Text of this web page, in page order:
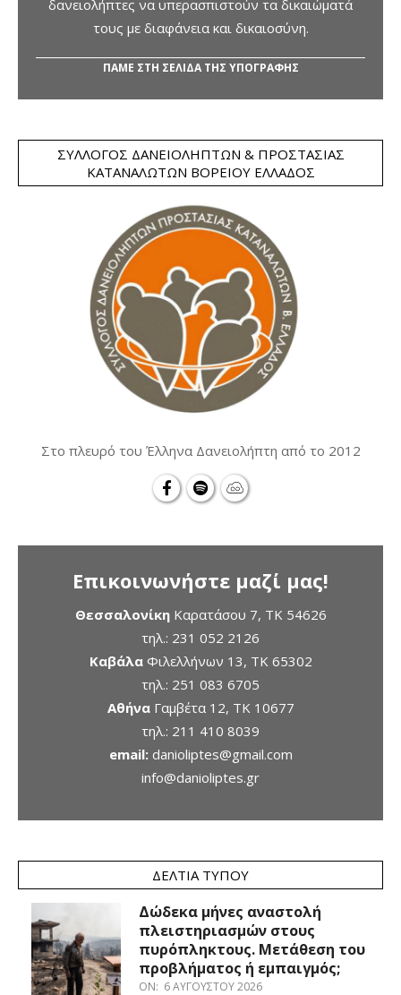
δανειολήπτες να υπερασπιστούν τα δικαιώματά
τους με διαφάνεια και δικαιοσύνη.
ΠΑΜΕ ΣΤΗ ΣΕΛΙΔΑ ΤΗΣ ΥΠΟΓΡΑΦΗΣ
ΣΎΛΛΟΓΟΣ ΔΑΝΕΙΟΛΗΠΤΏΝ & ΠΡΟΣΤΑΣΊΑΣ
ΚΑΤΑΝΑΛΩΤΏΝ ΒΟΡΕΊΟΥ ΕΛΛΆΔΟΣ
Στο πλευρό του Έλληνα Δανειολήπτη από το 2012
Επικοινωνήστε μαζί μας!
ΘεσσαλονίκηΚαρατάσου 7, TK 54626
τηλ.: 231 052 2126
ΚαβάλαΦιλελλήνων 13, ΤΚ 65302
τηλ.: 251 083 6705
ΑθήναΓαμβέτα 12, ΤΚ 10677
τηλ.: 211 410 8039
email: danioliptes@gmail.com
info@danioliptes.gr
ΔΕΛΤΊΑ ΤΎΠΟΥ
Δώδεκα μήνες αναστολή
πλειστηριασμών στους
πυρόπληκτους. Μετάθεση του
προβλήματος ή εμπαιγμός;
ON: 6 ΑΥΓΟΎΣΤΟΥ 2026